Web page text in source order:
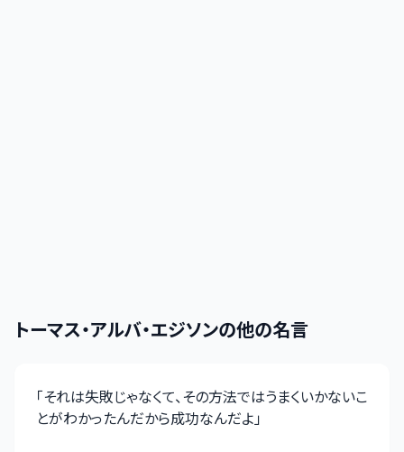
トーマス・アルバ・エジソンの他の名言
「それは失敗じゃなくて、その方法ではうまくいかないこ
とがわかったんだから成功なんだよ」